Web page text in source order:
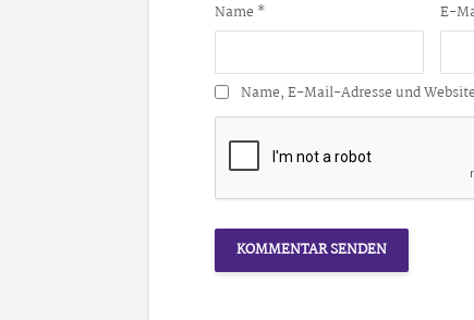
Name * E-
Name, E-Mail-Adresse und